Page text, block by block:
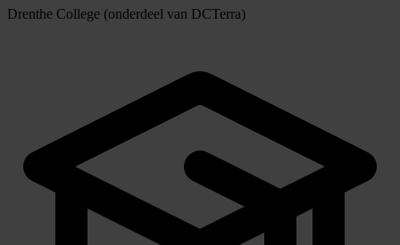
Drenthe College (onderdeel van DCTerra)